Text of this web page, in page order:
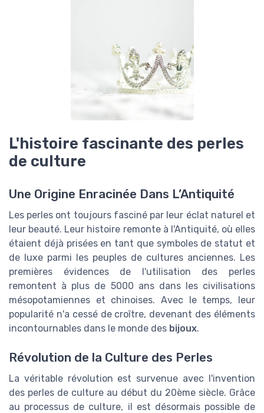
L'histoire fascinante des perles
de culture
Une Origine Enracinée Dans L’Antiquité
Les perles ont toujours fasciné par leur éclat naturel et
leur beauté. Leur histoire remonte à l'Antiquité, où elles
étaient déjà prisées en tant que symboles de statut et
de luxe parmi les peuples de cultures anciennes. Les
premières évidences de l'utilisation des perles
remontent à plus de 5000 ans dans les civilisations
mésopotamiennes et chinoises. Avec le temps, leur
popularité n'a cessé de croître, devenant des éléments
incontournables dans le monde des bijoux.
Révolution de la Culture des Perles
La véritable révolution est survenue avec l'invention
des perles de culture au début du 20ème siècle. Grâce
au processus de culture, il est désormais possible de